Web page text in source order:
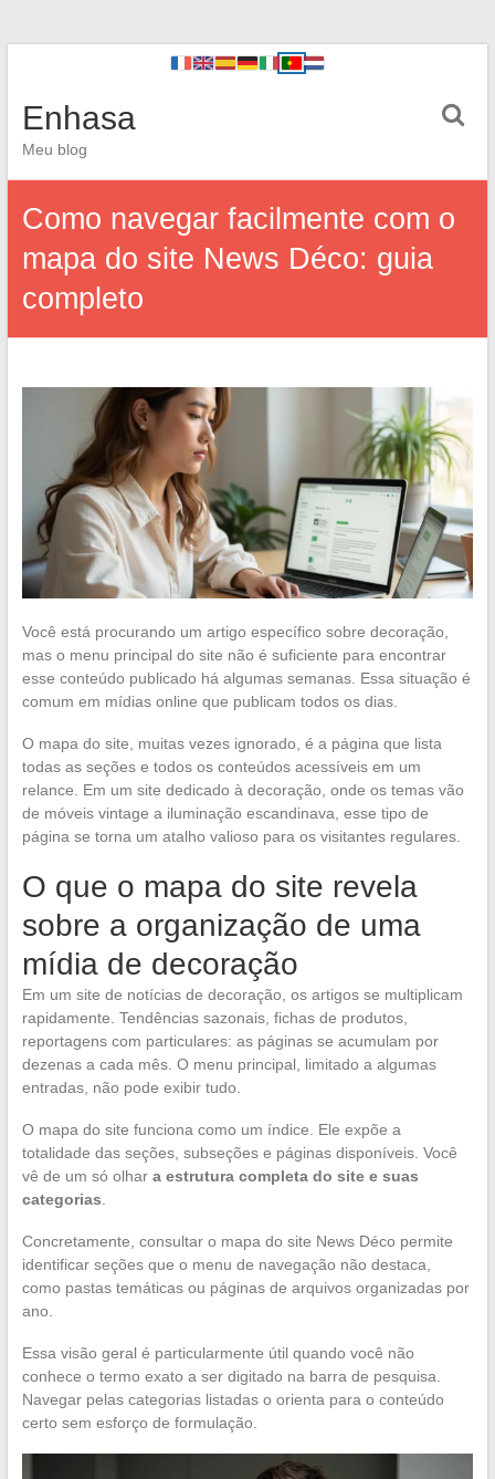
Enhasa
Meu blog
Como navegar facilmente com o
mapa do site News Déco: guia
completo
Você está procurando um artigo específico sobre decoração,
mas o menu principal do site não é suficiente para encontrar
esse conteúdo publicado há algumas semanas. Essa situação é
comum em mídias online que publicam todos os dias.
O mapa do site, muitas vezes ignorado, é a página que lista
todas as seções e todos os conteúdos acessíveis em um
relance. Em um site dedicado à decoração, onde os temas vão
de móveis vintage a iluminação escandinava, esse tipo de
página se torna um atalho valioso para os visitantes regulares.
O que o mapa do site revela
sobre a organização de uma
mídia de decoração
Em um site de notícias de decoração, os artigos se multiplicam
rapidamente. Tendências sazonais, fichas de produtos,
reportagens com particulares: as páginas se acumulam por
dezenas a cada mês. O menu principal, limitado a algumas
entradas, não pode exibir tudo.
O mapa do site funciona como um índice. Ele expõe a
totalidade das seções, subseções e páginas disponíveis. Você
vê de um só olhar a estrutura completa do site e suas
categorias
Concretamente, consultar o mapa do site News Déco permite
identificar seções que o menu de navegação não destaca,
como pastas temáticas ou páginas de arquivos organizadas por
ano.
Essa visão geral é particularmente útil quando você não
conhece o termo exato a ser digitado na barra de pesquisa.
Navegar pelas categorias listadas o orienta para o conteúdo
certo sem esforço de formulação.